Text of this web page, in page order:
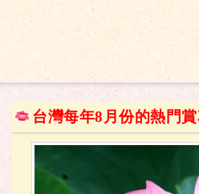
台灣每年8月份的熱門